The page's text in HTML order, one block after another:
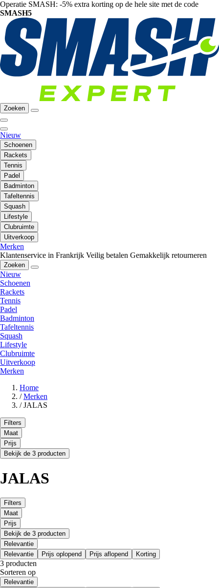
Operatie SMASH: -5% extra korting op de hele site met de code
SMASH5
Zoeken
Nieuw
Schoenen
Rackets
Tennis
Padel
Badminton
Tafeltennis
Squash
Lifestyle
Clubruimte
Uitverkoop
Merken
Klantenservice in Frankrijk Veilig betalen Gemakkelijk retourneren
Zoeken
Nieuw
Schoenen
Rackets
Tennis
Padel
Badminton
Tafeltennis
Squash
Lifestyle
Clubruimte
Uitverkoop
Merken
Home
/ Merken
/ JALAS
Filters
Maat
Prijs
Bekijk de 3 producten
JALAS
Filters
Maat
Prijs
Bekijk de 3 producten
Relevantie
Relevantie
Prijs oplopend Prijs aflopend Korting
3 producten
Sorteren op
Relevantie